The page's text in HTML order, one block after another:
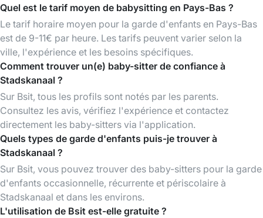
Quel est le tarif moyen de babysitting en Pays-Bas ?
Le tarif horaire moyen pour la garde d'enfants en Pays-Bas
est de 9-11€ par heure. Les tarifs peuvent varier selon la
ville, l'expérience et les besoins spécifiques.
Comment trouver un(e) baby-sitter de confiance à
Stadskanaal ?
Sur Bsit, tous les profils sont notés par les parents.
Consultez les avis, vérifiez l'expérience et contactez
directement les baby-sitters via l'application.
Quels types de garde d'enfants puis-je trouver à
Stadskanaal ?
Sur Bsit, vous pouvez trouver des baby-sitters pour la garde
d'enfants occasionnelle, récurrente et périscolaire à
Stadskanaal et dans les environs.
L'utilisation de Bsit est-elle gratuite ?